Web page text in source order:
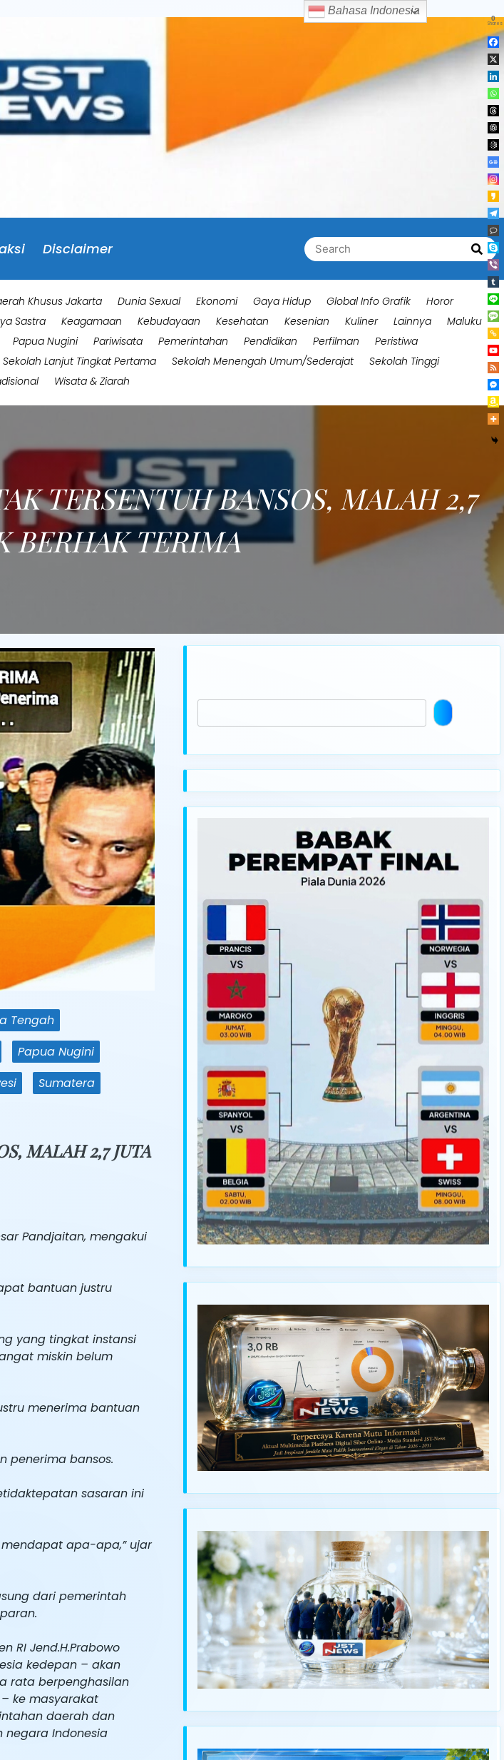
Disclaimer
Search
for:
Khusus Jakarta Dunia Sexual Ekonomi Gaya Hidup Global Info Grafik
Horor
Sastra Keagamaan Kebudayaan Kesehatan Kesenian Kuliner Lainnya
Maluku
Papua Nugini Pariwisata Pemerintahan Pendidikan Perfilman
Peristiwa
Sekolah Lanjut Tingkat Pertama Sekolah Menengah Umum/Sederajat
Sekolah Tinggi
Wisata & Ziarah
TERSENTUH BANSOS, MALAH 2,7
BERHAK TERIMA
Tengah
Papua Nugini
Sumatera
MALAH 2,7 JUTA
Pandjaitan, mengakui
bantuan justru
yang tingkat instansi
miskin belum
menerima bantuan
penerima bansos.
sasaran ini
apa-apa,” ujar
dari pemerintah
RI Jend.H.Prabowo
kedepan – akan
rata berpenghasilan
ke masyarakat
daerah dan
negara Indonesia
0
Shares
Bahasa Indonesia